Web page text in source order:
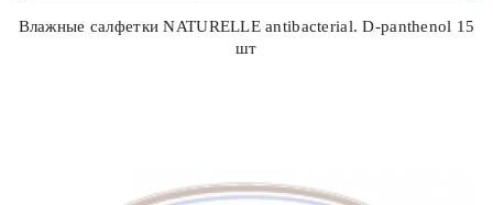
Влажные салфетки NATURELLE antibacterial. D-panthenol 15
шт